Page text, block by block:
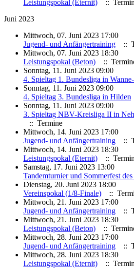
Leistungspokal (Eternit)
::
Juni 2023
Mittwoch, 07. Juni 2023 17:00
Jugend- und Anfängertraining
::
Mittwoch, 07. Juni 2023 18:30
Leistungspokal (Beton)
::
Sonntag, 11. Juni 2023 09:00
4. Spieltag 1. Bundesliga in
Sonntag, 11. Juni 2023 09:00
4. Spieltag 3. Bundesliga in Hilden
Sonntag, 11. Juni 2023 09:00
3. Spieltag NBV-Kreisliga II in
:: Termine
Mittwoch, 14. Juni 2023 17:00
Jugend- und Anfängertraining
::
Mittwoch, 14. Juni 2023 18:30
Leistungspokal (Eternit)
::
Samstag, 17. Juni 2023 13:00
Tandemturnier und Sommerfest
Dienstag, 20. Juni 2023 18:00
Vereinspokal (1/8-Finale)
::
Mittwoch, 21. Juni 2023 17:00
Jugend- und Anfängertraining
::
Mittwoch, 21. Juni 2023 18:30
Leistungspokal (Beton)
::
Mittwoch, 28. Juni 2023 17:00
Jugend- und Anfängertraining
::
Mittwoch, 28. Juni 2023 18:30
Leistungspokal (Eternit)
::